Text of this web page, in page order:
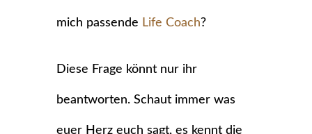
mich passende Life Coach?
Diese Frage könnt nur ihr
beantworten. Schaut immer was
euer Herz euch sagt, es kennt die